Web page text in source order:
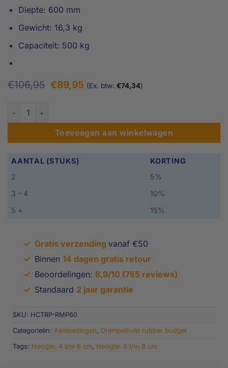
Diepte: 600 mm
Gewicht: 16,3 kg
Capaciteit: 500 kg
€106,95 Oorspronkelijke
prijs
€89,95Huidige
(Ex. btw: €74,34)
6 cm - Rubberen drempelhulp - Recht aantal
Toevoegen aan winkelwagen
AANTAL (STUKS)
KORTING
2
5%
3 - 4
10%
5 +
15%
✓ Gratis verzending vanaf €50
✓ Binnen 14 dagen gratis retour
✓ Beoordelingen: 8,9/10 (755 reviews)
✓ Standaard 2 jaar garantie
SKU: HCTRP-RMP60
Categorieën: Aanbiedingen Drempelhulp rubber budget
Tags: Hoogte: 4 t/m 6 cm Hoogte: 6 t/m 8 cm